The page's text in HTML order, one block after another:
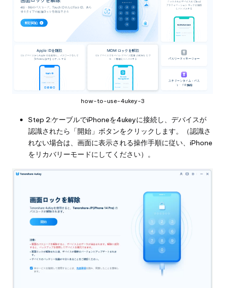
how-to-use-4ukey-3
Step 2:ケーブルでiPhoneを4ukeyに接続し、デバイスが
認識されたら「開始」ボタンをクリックします。（認識さ
れない場合は、画面に表示される操作手順に従い、iPhone
をリカバリーモードにしてください）。